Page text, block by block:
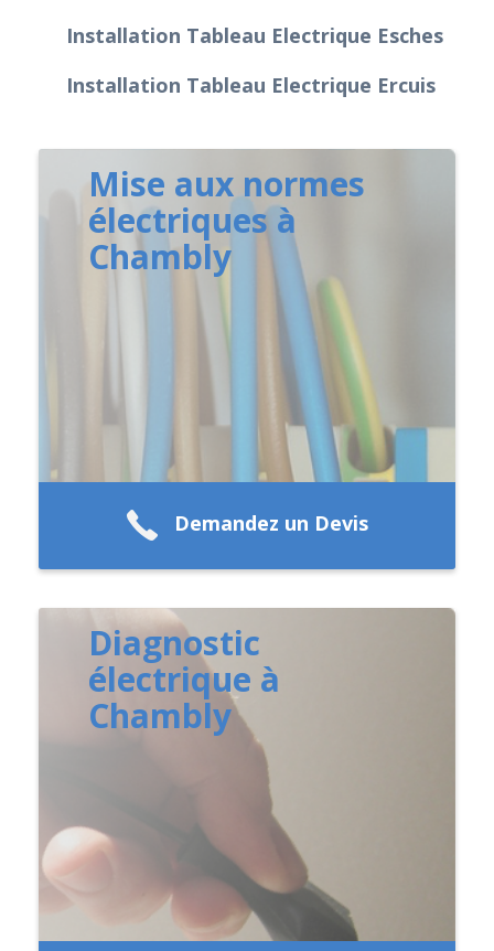
Installation Tableau Electrique Esches
Installation Tableau Electrique Ercuis
Mise aux normes
électriques à
Chambly
Demandez un Devis
Diagnostic
électrique à
Chambly